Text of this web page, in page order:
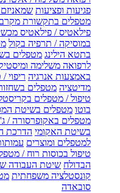
פגיעות ופציעות שמאניזם
מטפלים בתקשורת
פילאטיס / פילאטיס
במוסיקה / תרפיה בקול
בתטא הילינג מטפלים
לרפואה משלימה
באמצעות אנרגיה ריפוי
מדיטציה מטפלים בשחזור
טיפול / מטפלים
בוטו מטפלים בשיטת
מטפלים באקופרסורה /
בשיטת האקומי הדרכת
למטפלים ומוצרים
טיפול בכוסות רוח /
הבדולח שיטת העבודה של
קונסטלציה משפחתית
סובאדה